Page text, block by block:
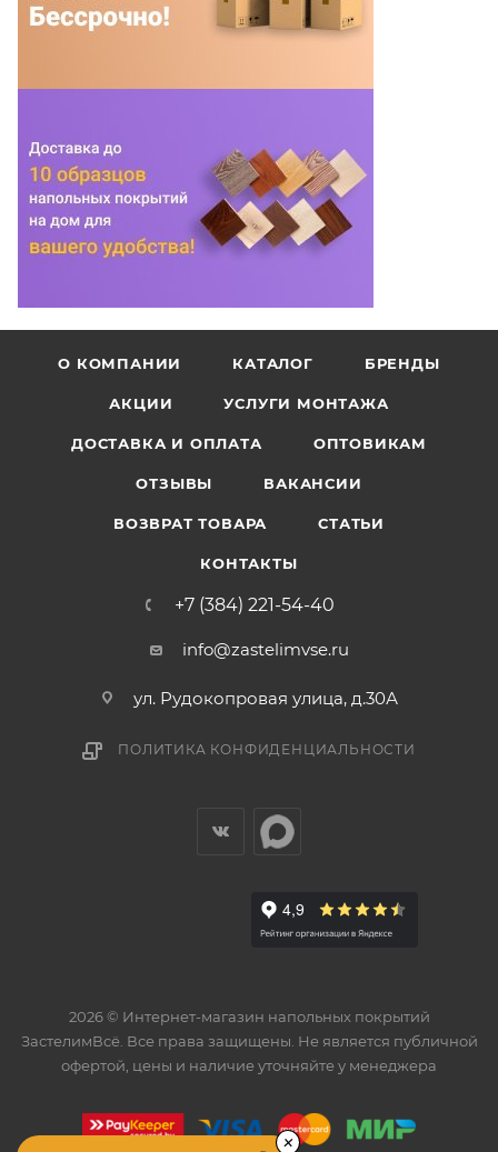
О КОМПАНИИ КАТАЛОГ БРЕНДЫ
АКЦИИ УСЛУГИ МОНТАЖА
ДОСТАВКА И ОПЛАТА ОПТОВИКАМ
ОТЗЫВЫ ВАКАНСИИ
ВОЗВРАТ ТОВАРА СТАТЬИ
КОНТАКТЫ
+7 (384) 221-54-40
info@zastelimvse.ru
ул. Рудокопровая улица, д.30А
ПОЛИТИКА КОНФИДЕНЦИАЛЬНОСТИ
2026 © Интернет-магазин напольных покрытий
ЗастелимВсё. Все права защищены. Не является публичной
офертой, цены и наличие уточняйте у менеджера
×